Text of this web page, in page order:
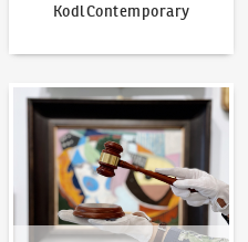
KodlContemporary
Jak dražit?